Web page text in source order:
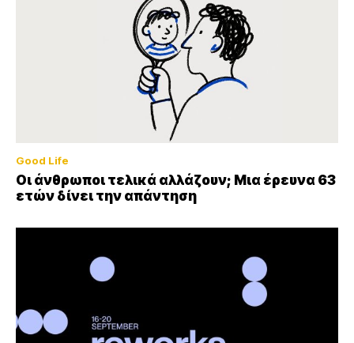
Good Life
Οι άνθρωποι τελικά αλλάζουν; Μια έρευνα 63
ετών δίνει την απάντηση